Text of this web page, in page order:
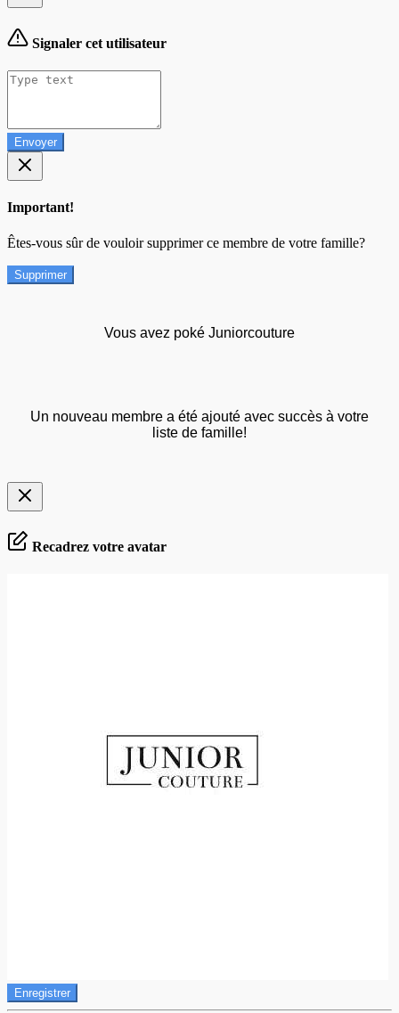
Signaler cet utilisateur
Envoyer
Important!
Êtes-vous sûr de vouloir supprimer ce membre de votre famille?
Supprimer
Vous avez poké Juniorcouture
Un nouveau membre a été ajouté avec succès à votre
liste de famille!
Recadrez votre avatar
Enregistrer